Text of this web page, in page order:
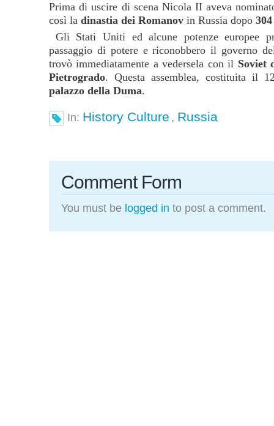
Prima di uscire di scena Nicola II aveva
così la dinastia dei Romanov in Russia dopo
Gli Stati Uniti ed alcune potenze europee
passaggio di potere e riconobbero il governo
trovò immediatamente a vedersela con il Soviet
Pietrogrado. Questa assemblea, costituita il
palazzo della Duma.
In: History Culture , Russia
Comment Form
You must be logged in to post a comment.